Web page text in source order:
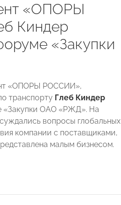
«ОПОРЫ
Киндер
«Закупки
«ОПОРЫ РОССИИ»,
транспорту Глеб Киндер
«Закупки ОАО «РЖД». На
вопросы глобальных
компании с поставщиками,
малым бизнесом.